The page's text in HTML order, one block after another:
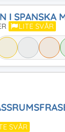
I SPANSKA
LITE SVÅR
SVÅR